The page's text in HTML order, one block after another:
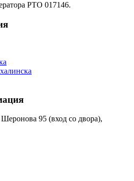
РТО 017146.
95 (вход со двора),